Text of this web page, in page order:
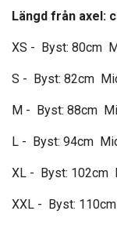
Längd från axel:
XS - Byst: 80cm
S - Byst: 82cm
M - Byst: 88cm
L - Byst: 94cm
XL - Byst: 102cm
XXL - Byst: